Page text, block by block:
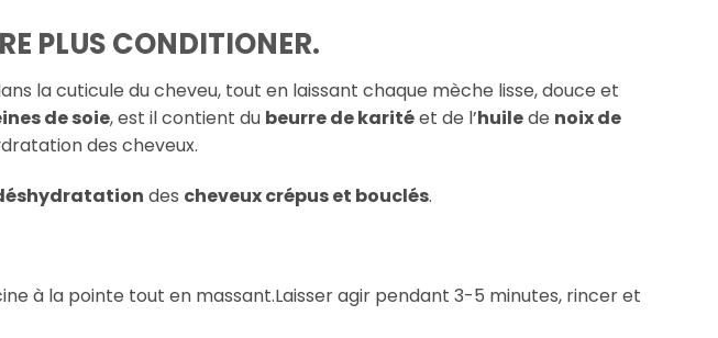
PLUS CONDITIONER.
la cuticule du cheveu, tout en laissant chaque mèche lisse, douce et
de soie, est il contient du beurre de karitéet de l’huilede noix de
des cheveux.
des cheveux crépus et bouclés.
à la pointe tout en massant.Laisser agir pendant 3-5 minutes, rincer et